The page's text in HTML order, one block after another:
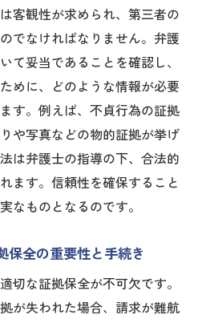
客観性が求められ、第三者の
でなければなりません。弁護
て妥当であることを確認し、
めに、どのような情報が必要
す。例えば、不貞行為の証拠
や写真などの物的証拠が挙げ
は弁護士の指導の下、合法的
ます。信頼性を確保すること
なものとなるのです。
保全の重要性と手続き
切な証拠保全が不可欠です。
が失われた場合、請求が難航